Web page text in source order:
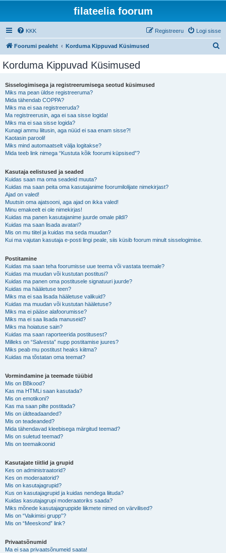
filateelia foorum
KKK Logi sisse
Registreeru
Foorumi pealeht Korduma Kippuvad Küsimused
Korduma Kippuvad Küsimused
Sisselogimisega ja registreerumisega seotud küsimused
Miks ma pean üldse registreeruma?
Mida tähendab COPPA?
Miks ma ei saa registreeruda?
Ma registreerusin, aga ei saa sisse logida!
Miks ma ei saa sisse logida?
Kunagi ammu liitusin, aga nüüd ei saa enam sisse?!
Kaotasin parooli!
Miks mind automaatselt välja logitakse?
Mida teeb link nimega “Kustuta kõik foorumi küpsised”?
Kasutaja eelistused ja seaded
Kuidas saan ma oma seadeid muuta?
Kuidas ma saan peita oma kasutajanime foorumilolijate nimekirjast?
Ajad on valed!
Muutsin oma ajatsooni, aga ajad on ikka valed!
Minu emakeelt ei ole nimekirjas!
Kuidas ma panen kasutajanime juurde omale pildi?
Kuidas ma saan lisada avatari?
Mis on mu tiitel ja kuidas ma seda muudan?
Kui ma vajutan kasutaja e-posti lingi peale, siis küsib foorum minult sisselogimise.
Postitamine
Kuidas ma saan teha foorumisse uue teema või vastata teemale?
Kuidas ma muudan või kustutan postitusi?
Kuidas ma panen oma postitusele signatuuri juurde?
Kuidas ma hääletuse teen?
Miks ma ei saa lisada hääletuse valikuid?
Kuidas ma muudan või kustutan hääletuse?
Miks ma ei pääse alafoorumisse?
Miks ma ei saa lisada manuseid?
Miks ma hoiatuse sain?
Kuidas ma saan raporteerida postitusest?
Milleks on “Salvesta” nupp postitamise juures?
Miks peab mu postitust heaks kiitma?
Kuidas ma tõstatan oma teemat?
Vormindamine ja teemade tüübid
Mis on BBkood?
Kas ma HTMLi saan kasutada?
Mis on emotikoni?
Kas ma saan pilte postitada?
Mis on üldteadaanded?
Mis on teadeanded?
Mida tähendavad kleebisega märgitud teemad?
Mis on suletud teemad?
Mis on teemaikoonid
Kasutajate tiitlid ja grupid
Kes on administraatorid?
Kes on moderaatorid?
Mis on kasutajagrupid?
Kus on kasutajagrupid ja kuidas nendega liituda?
Kuidas kasutajagrupi moderaatoriks saada?
Miks mõnede kasutajagruppide liikmete nimed on värvilised?
Mis on “Vaikimisi grupp”?
Mis on “Meeskond” link?
Privaatsõnumid
Ma ei saa privaatsõnumeid saata!